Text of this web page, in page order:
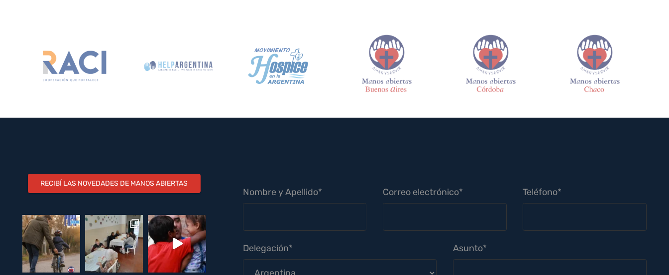
RECIBÍ LAS NOVEDADES DE MANOS ABIERTAS
Nombre y Apellido* Correo electrónico* Teléfono*
Delegación* Asunto*